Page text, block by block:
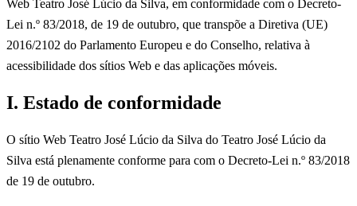
Web Teatro José Lúcio da Silva, em conformidade com o Decreto-
Lei n.º 83/2018, de 19 de outubro, que transpõe a Diretiva (UE)
2016/2102 do Parlamento Europeu e do Conselho, relativa à
acessibilidade dos sítios Web e das aplicações móveis.
I. Estado de conformidade
O sítio Web Teatro José Lúcio da Silva do Teatro José Lúcio da
Silva está plenamente conforme para com o Decreto-Lei n.º 83/2018
de 19 de outubro.